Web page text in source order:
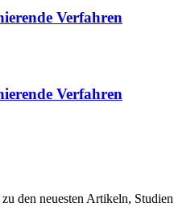
Verfahren
Verfahren
den neuesten Artikeln,